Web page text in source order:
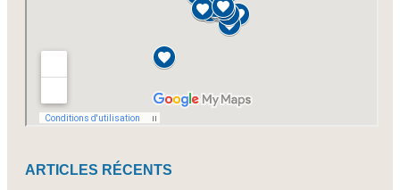
ARTICLES RÉCENTS